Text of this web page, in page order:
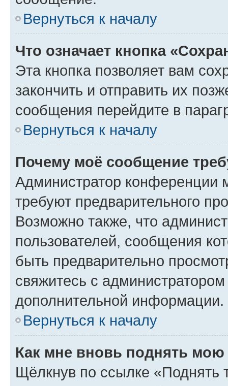
Вернуться к началу
Что означает кнопка
Эта кнопка позволяет вам
закончить и отправить их
сообщения перейдите в
Вернуться к началу
Почему моё сообщение
Администратор конференции
требуют предварительного
Возможно также, что
пользователей, сообщения
быть предварительно
свяжитесь с
дополнительной информации.
Вернуться к началу
Как мне вновь поднять мою
Щёлкнув по ссылке «Поднять